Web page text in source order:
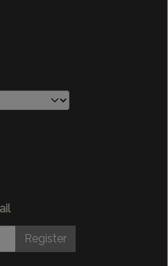
Register